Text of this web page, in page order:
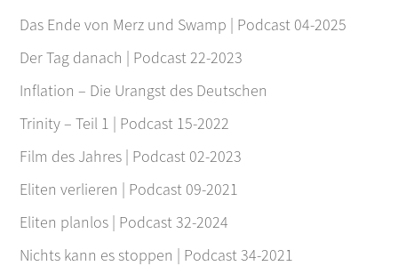
Das Ende von Merz und Swamp | Podcast 04-2025
Der Tag danach | Podcast 22-2023
Inflation – Die Urangst des Deutschen
Trinity – Teil 1 | Podcast 15-2022
Film des Jahres | Podcast 02-2023
Eliten verlieren | Podcast 09-2021
Eliten planlos | Podcast 32-2024
Nichts kann es stoppen | Podcast 34-2021